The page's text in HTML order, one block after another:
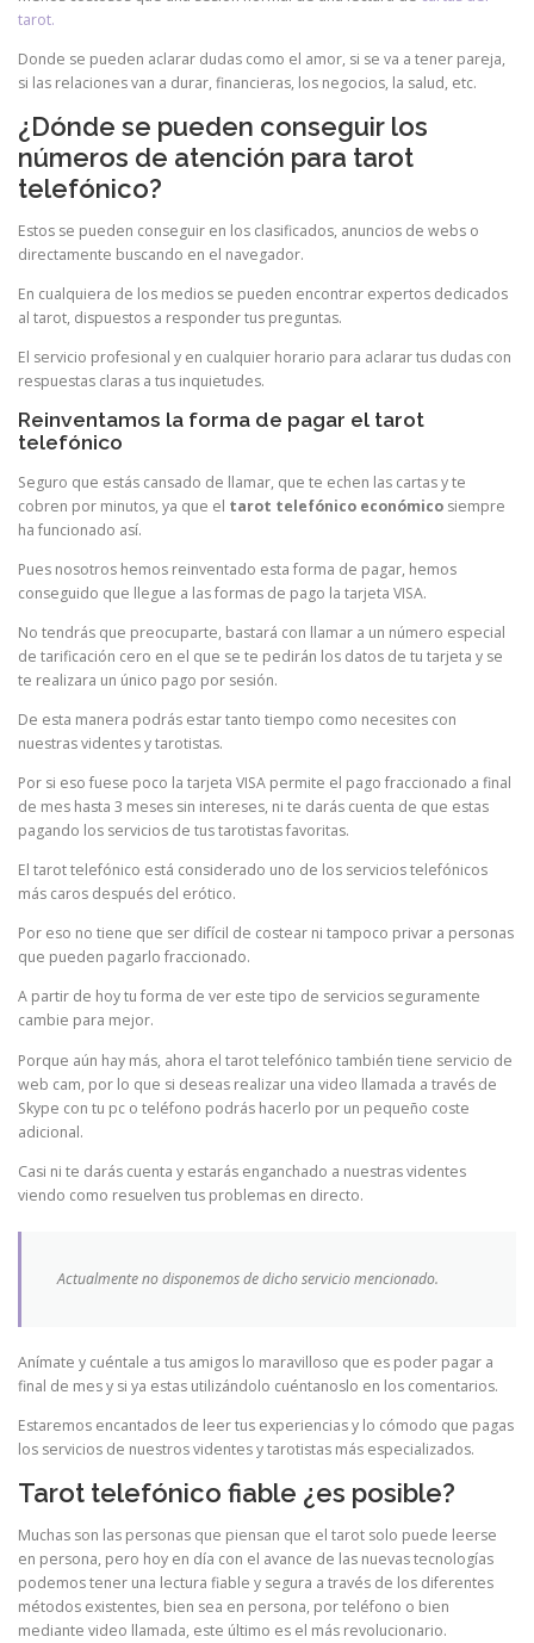
tarot.
Donde se pueden aclarar dudas como el amor, si se va a tener pareja,
si las relaciones van a durar, financieras, los negocios, la salud, etc.
¿Dónde se pueden conseguir los
números de atención para tarot
telefónico?
Estos se pueden conseguir en los clasificados, anuncios de webs o
directamente buscando en el navegador.
En cualquiera de los medios se pueden encontrar expertos dedicados
al tarot, dispuestos a responder tus preguntas.
El servicio profesional y en cualquier horario para aclarar tus dudas con
respuestas claras a tus inquietudes.
Reinventamos la forma de pagar el tarot
telefónico
Seguro que estás cansado de llamar, que te echen las cartas y te
cobren por minutos, ya que el tarot telefónico económico siempre
ha funcionado así.
Pues nosotros hemos reinventado esta forma de pagar, hemos
conseguido que llegue a las formas de pago la tarjeta VISA.
No tendrás que preocuparte, bastará con llamar a un número especial
de tarificación cero en el que se te pedirán los datos de tu tarjeta y se
te realizara un único pago por sesión.
De esta manera podrás estar tanto tiempo como necesites con
nuestras videntes y tarotistas.
Por si eso fuese poco la tarjeta VISA permite el pago fraccionado a final
de mes hasta 3 meses sin intereses, ni te darás cuenta de que estas
pagando los servicios de tus tarotistas favoritas.
El tarot telefónico está considerado uno de los servicios telefónicos
más caros después del erótico.
Por eso no tiene que ser difícil de costear ni tampoco privar a personas
que pueden pagarlo fraccionado.
A partir de hoy tu forma de ver este tipo de servicios seguramente
cambie para mejor.
Porque aún hay más, ahora el tarot telefónico también tiene servicio de
web cam, por lo que si deseas realizar una video llamada a través de
Skype con tu pc o teléfono podrás hacerlo por un pequeño coste
adicional.
Casi ni te darás cuenta y estarás enganchado a nuestras videntes
viendo como resuelven tus problemas en directo.
Actualmente no disponemos de dicho servicio mencionado.
Anímate y cuéntale a tus amigos lo maravilloso que es poder pagar a
final de mes y si ya estas utilizándolo cuéntanoslo en los comentarios.
Estaremos encantados de leer tus experiencias y lo cómodo que pagas
los servicios de nuestros videntes y tarotistas más especializados.
Tarot telefónico fiable ¿es posible?
Muchas son las personas que piensan que el tarot solo puede leerse
en persona, pero hoy en día con el avance de las nuevas tecnologías
podemos tener una lectura fiable y segura a través de los diferentes
métodos existentes, bien sea en persona, por teléfono o bien
mediante video llamada, este último es el más revolucionario.